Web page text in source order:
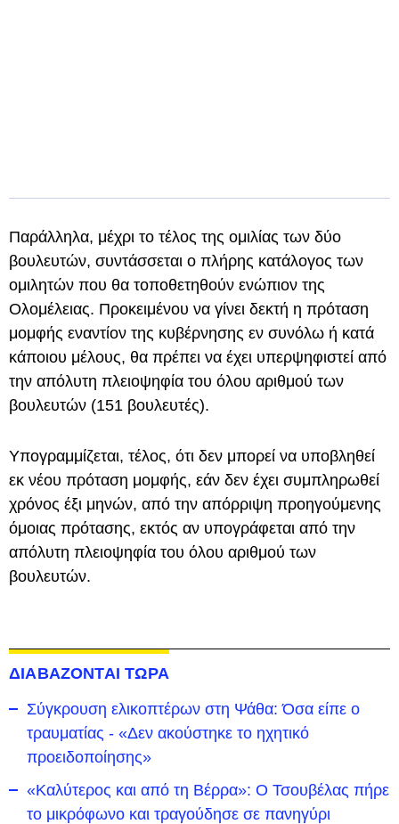
Παράλληλα, μέχρι το τέλος της ομιλίας των δύο
βουλευτών, συντάσσεται ο πλήρης κατάλογος των
ομιλητών που θα τοποθετηθούν ενώπιον της
Ολομέλειας. Προκειμένου να γίνει δεκτή η πρόταση
μομφής εναντίον της κυβέρνησης εν συνόλω ή κατά
κάποιου μέλους, θα πρέπει να έχει υπερψηφιστεί από
την απόλυτη πλειοψηφία του όλου αριθμού των
βουλευτών (151 βουλευτές).
Υπογραμμίζεται, τέλος, ότι δεν μπορεί να υποβληθεί
εκ νέου πρόταση μομφής, εάν δεν έχει συμπληρωθεί
χρόνος έξι μηνών, από την απόρριψη προηγούμενης
όμοιας πρότασης, εκτός αν υπογράφεται από την
απόλυτη πλειοψηφία του όλου αριθμού των
βουλευτών.
ΔΙΑΒΑΖΟΝΤΑΙ ΤΩΡΑ
Σύγκρουση ελικοπτέρων στη Ψάθα: Όσα είπε ο
τραυματίας - «Δεν ακούστηκε το ηχητικό
προειδοποίησης»
«Καλύτερος και από τη Βέρρα»: Ο Τσουβέλας πήρε
το μικρόφωνο και τραγούδησε σε πανηγύρι